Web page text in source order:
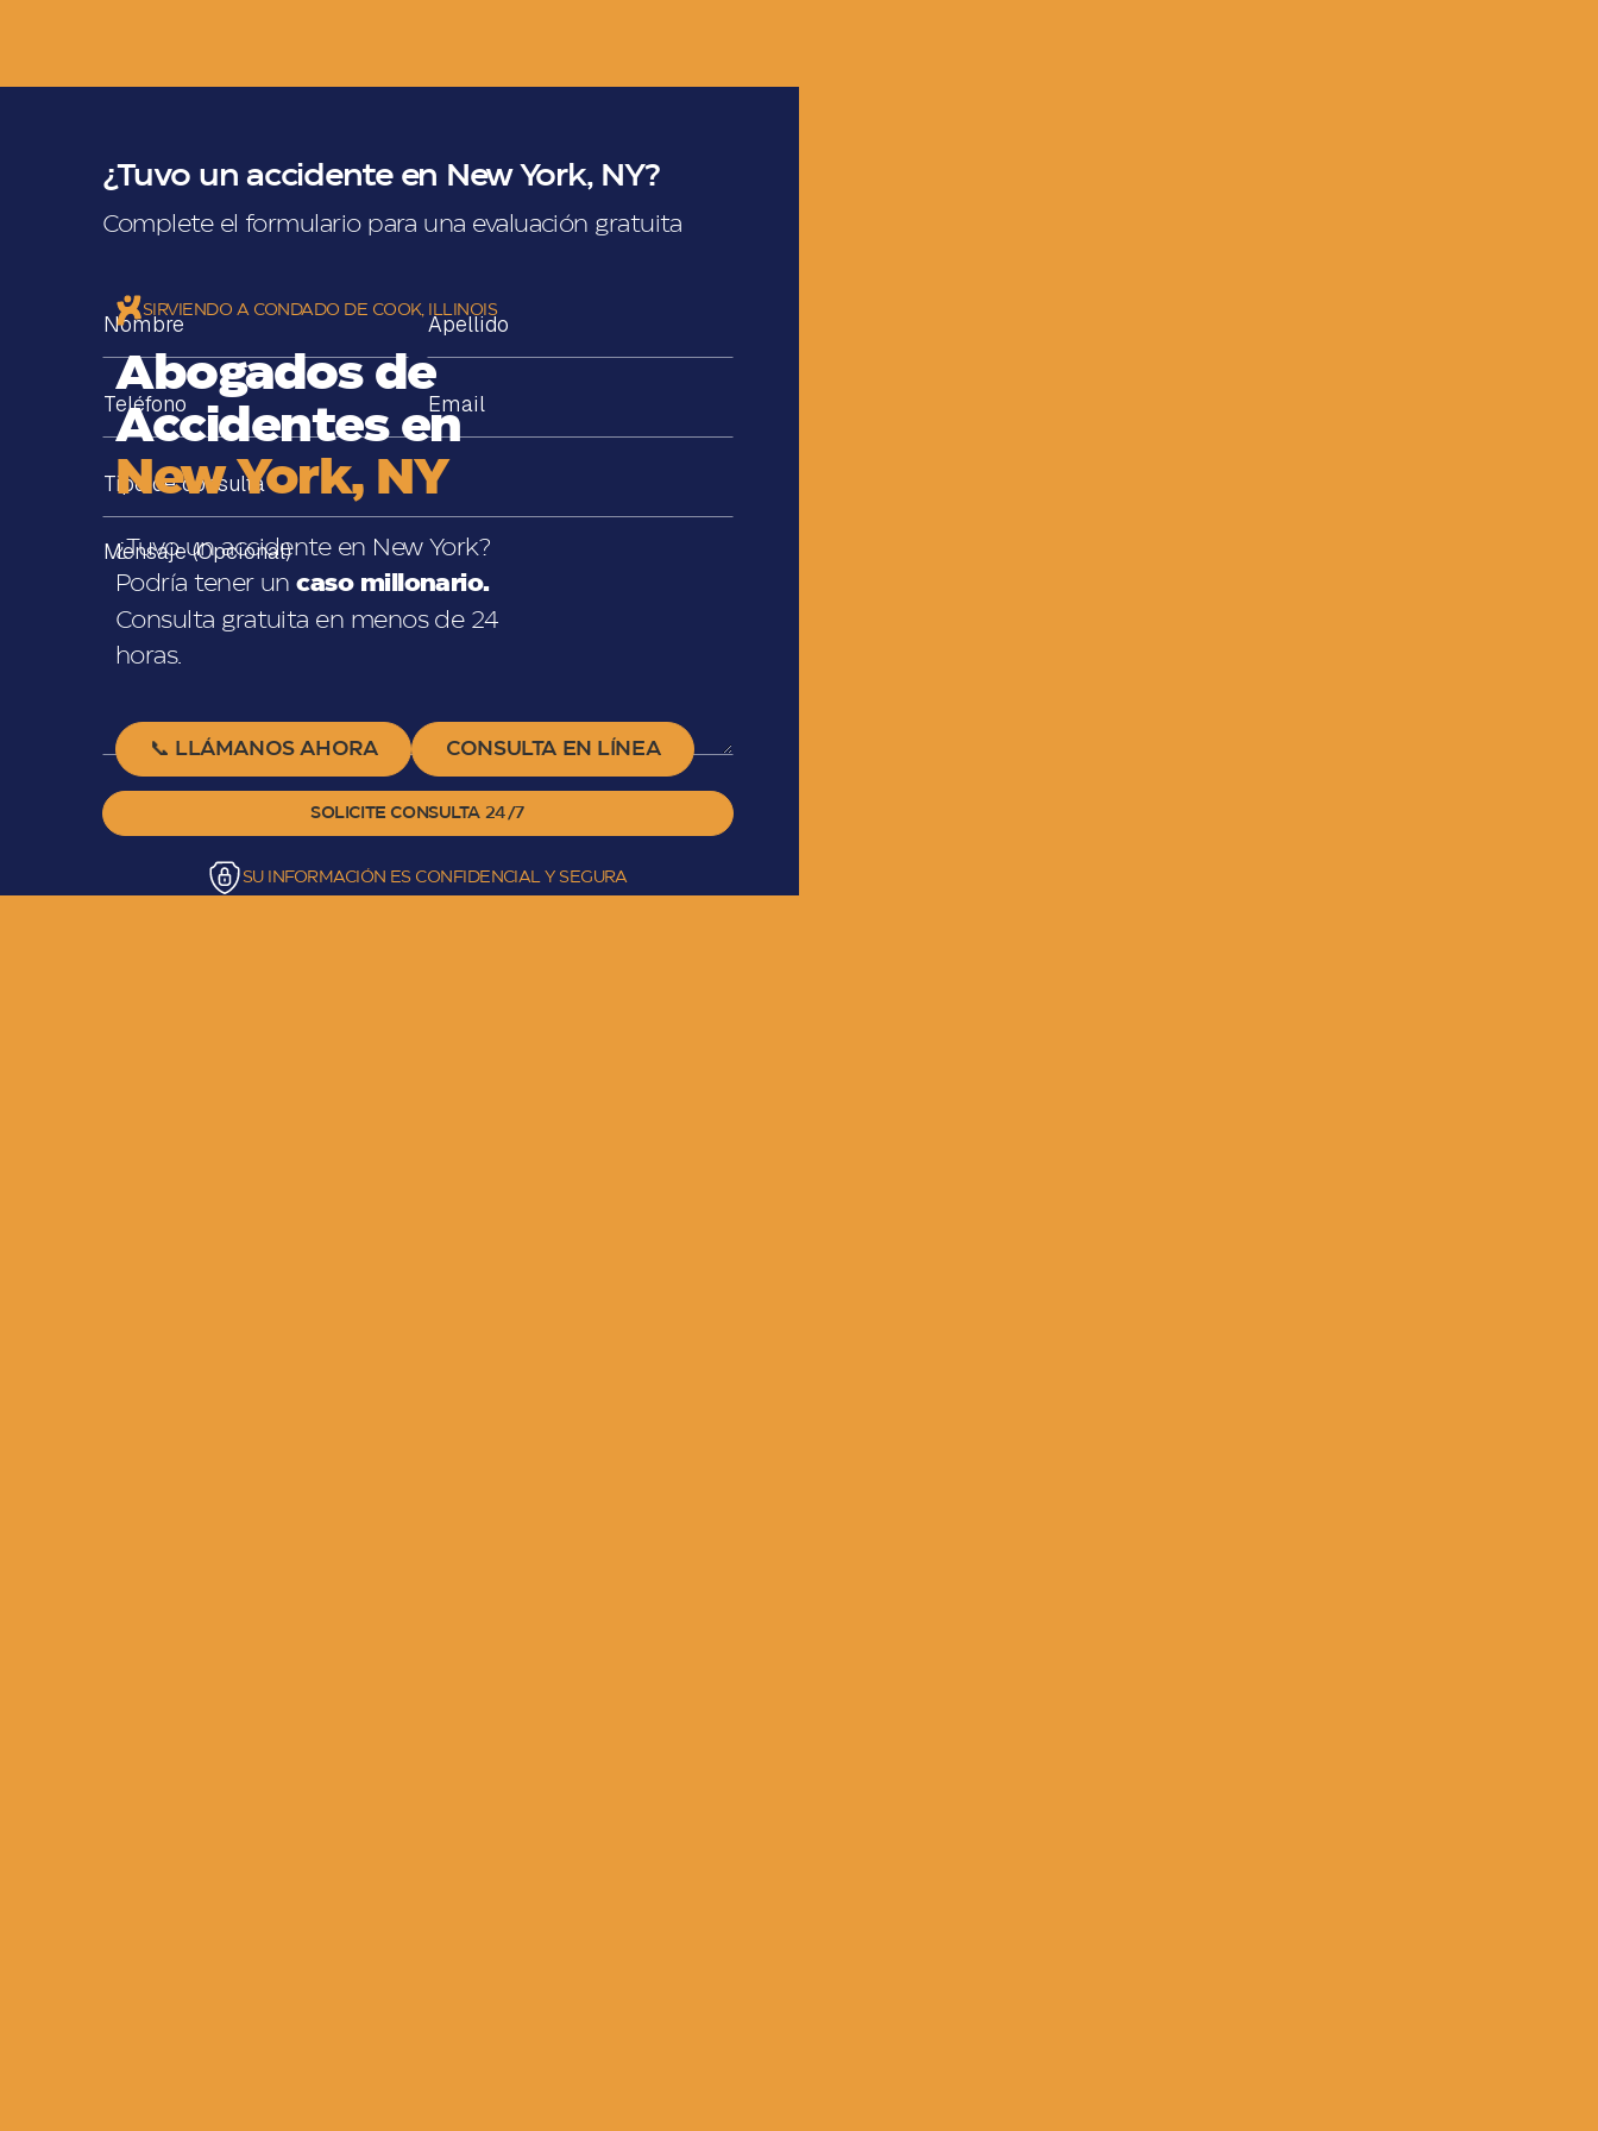
SIRVIENDO A CONDADO DE COOK, ILLINOIS
Abogados de
Accidentes en
New York, NY
¿Tuvo un accidente en New York?
Podría tener uncaso millonario.
Consulta gratuita en menos de 24
horas.
📞 LLÁMANOS AHORA CONSULTA EN LÍNEA
¿Tuvo un accidente en New York, NY?
Complete el formulario para una evaluación gratuita
SU INFORMACIÓN ES CONFIDENCIAL Y SEGURA